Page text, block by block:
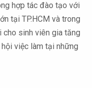
hợp tác đào tạo với
tại TP.HCM và trong
cho sinh viên gia tăng
việc làm tại những